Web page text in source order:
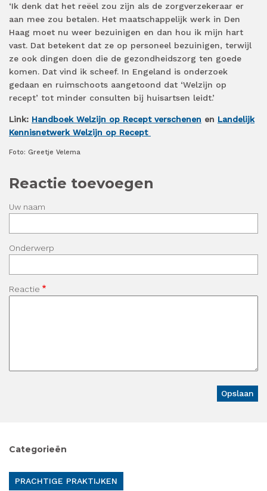
‘Ik denk dat het reëel zou zijn als de zorgverzekeraar er
aan mee zou betalen. Het maatschappelijk werk in Den
Haag moet nu weer bezuinigen en dan hou ik mijn hart
vast. Dat betekent dat ze op personeel bezuinigen, terwijl
ze ook dingen doen die de gezondheidszorg ten goede
komen. Dat vind ik scheef. In Engeland is onderzoek
gedaan en ruimschoots aangetoond dat ‘Welzijn op
recept’ tot minder consulten bij huisartsen leidt.’
Link: Handboek Welzijn op Recept verschenen en Landelijk
Kennisnetwerk Welzijn op Recept
Foto: Greetje Velema
Reactie toevoegen
Uw naam
Onderwerp
Reactie
Categorieën
PRACHTIGE PRAKTIJKEN